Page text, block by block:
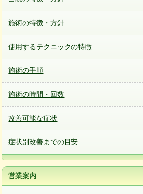
施術の特徴・方針
使用するテクニックの特徴
施術の手順
施術の時間・回数
改善可能な症状
症状別改善までの目安
営業案内